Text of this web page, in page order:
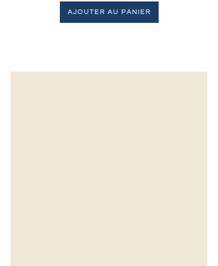
AJOUTER AU PANIER